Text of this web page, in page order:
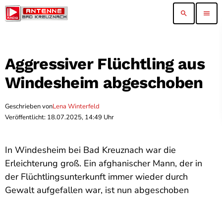
search menu
Aggressiver Flüchtling aus
Windesheim abgeschoben
Geschrieben vonLena Winterfeld
Veröffentlicht: 18.07.2025, 14:49 Uhr
In Windesheim bei Bad Kreuznach war die
Erleichterung groß. Ein afghanischer Mann, der in
der Flüchtlingsunterkunft immer wieder durch
Gewalt aufgefallen war, ist nun abgeschoben